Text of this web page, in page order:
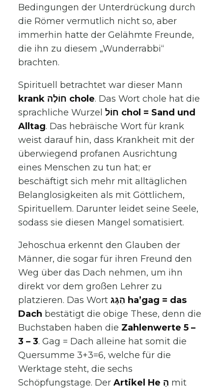
Bedingungen der Unterdrückung durch
die Römer vermutlich nicht so, aber
immerhin hatte der Gelähmte Freunde,
die ihn zu diesem „Wunderrabbi“
brachten.
Spirituell betrachtet war dieser Mann
krank חוֹלֶה chole. Das Wort chole hat die
sprachliche Wurzelחוֹל chol = Sand und
Alltag. Das hebräische Wort für krank
weist darauf hin, dass Krankheit mit der
überwiegend profanen Ausrichtung
eines Menschen zu tun hat; er
beschäftigt sich mehr mit alltäglichen
Belanglosigkeiten als mit Göttlichem,
Spirituellem. Darunter leidet seine Seele,
sodass sie diesen Mangel somatisiert.
Jehoschua erkennt den Glauben der
Männer, die sogar für ihren Freund den
Weg über das Dach nehmen, um ihn
direkt vor dem großen Lehrer zu
platzieren. Das Wortהַגָּג ha’gag = das
Dach bestätigt die obige These, denn die
Buchstaben haben die Zahlenwerte 5 –
3 – 3. Gag = Dach alleine hat somit die
Quersumme 3+3=6, welche für die
Werktage steht, die sechs
Schöpfungstage. Der
Artikel He הַ mit